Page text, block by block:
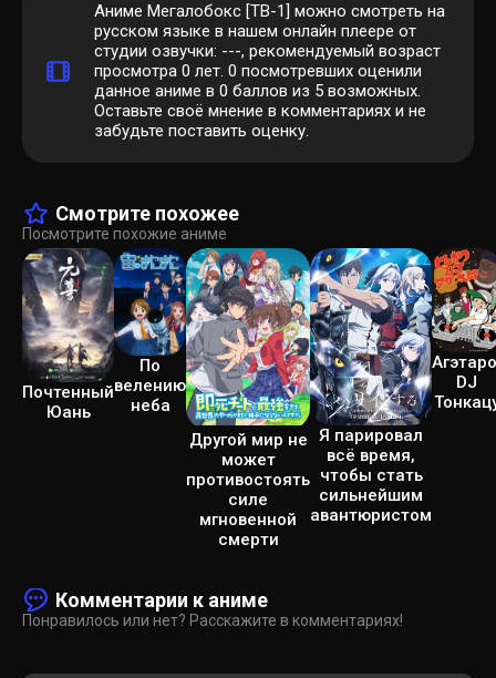
Аниме Мегалобокс [ТВ-1] можно смотреть на
русском языке в нашем онлайн плеере от
студии озвучки: ---, рекомендуемый возраст
просмотра 0 лет. 0 посмотревших оценили
данное аниме в 0 баллов из 5 возможных.
Оставьте своё мнение в комментариях и не
забудьте поставить оценку.
Смотрите похожее
Посмотрите похожие аниме
Почтенный
Юань
По
велению
неба
Другой мир не
может
противостоять
силе
мгновенной
смерти
Я парировал
всё время,
чтобы стать
сильнейшим
авантюристом
DJ
Комментарии к аниме
Понравилось или нет? Расскажите в комментариях!